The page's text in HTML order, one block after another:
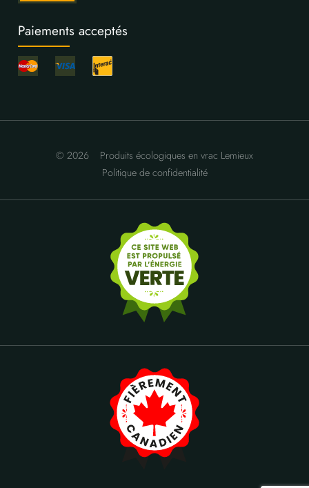
Paiements acceptés
© 2026
Produits écologiques en vrac Lemieux
Politique de confidentialité